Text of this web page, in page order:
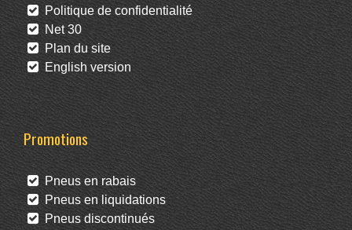
Politique de confidentialité
Net 30
Plan du site
English version
Promotions
Pneus en rabais
Pneus en liquidations
Pneus discontinués